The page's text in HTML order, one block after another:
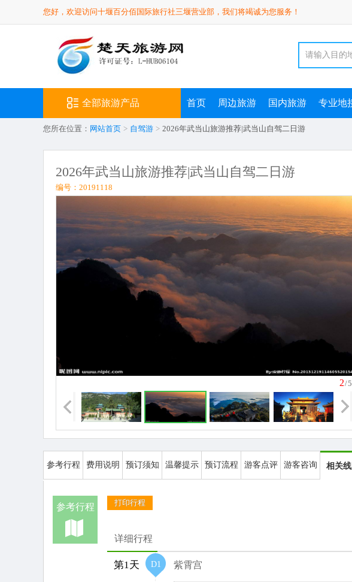
您好，欢迎访问十堰百分佰国际旅行社三堰营业部，我们将竭诚为您服务！
全部旅游产品 首页 周边旅游 国内旅游 专业地
您所在位置： 网站首页 > 自驾游 > 2026年武当山旅游推荐|武当山自驾二日游
2026年武当山旅游推荐|武当山自驾二日游
编号：20191118
每天忙忙碌碌的生活和工作出游散心、赏月、登山的好日子，适当的时候也应该给我
3/5
参考行程 费用说明 预订须知 温馨提示 预订流程 游客点评 游客咨询 相关
参考行程 打印行程
详细行程
第1天 D1 紫霄宫